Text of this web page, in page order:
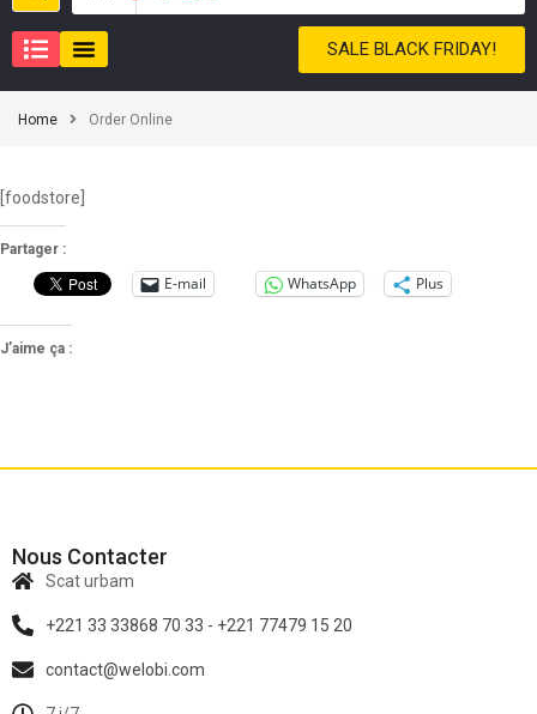
SALE BLACK FRIDAY!
Home Order Online
[foodstore]
Partager :
E-mail WhatsApp Plus
J’aime ça :
Nous Contacter
Scat urbam
+221 33 33868 70 33 - +221 77479 15 20
contact@welobi.com